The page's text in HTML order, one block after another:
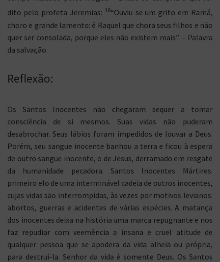
dito pelo profeta Jeremias: 18“Ouviu-se um grito em Ramá,
choro e grande lamento: é Raquel que chora seus filhos e não
quer ser consolada, porque eles não existem mais”. – Palavra
da salvação.
Reflexão:
Os Santos Inocentes não chegaram sequer a tomar
consciência de si mesmos. Suas vidas não puderam
desabrochar. Seus lábios foram impedidos de louvar a Deus.
Porém, seu sangue inocente banhou a terra e ficou à espera
de outro sangue inocente, o de Jesus, derramado em resgate
da humanidade pecadora. Santos Inocentes Mártires:
primeiro elo de uma interminável cadeia de outros inocentes,
cujas vidas são interrompidas, às vezes por motivos levianos:
abortos, guerras e acidentes de várias espécies. A matança
dos inocentes deixa na história uma marca repugnante e nos
faz repudiar com veemência a insana e cruel atitude de
qualquer pessoa que se apodera da vida alheia ou própria,
para destruí-la. Senhor da vida é somente Deus. Os Santos